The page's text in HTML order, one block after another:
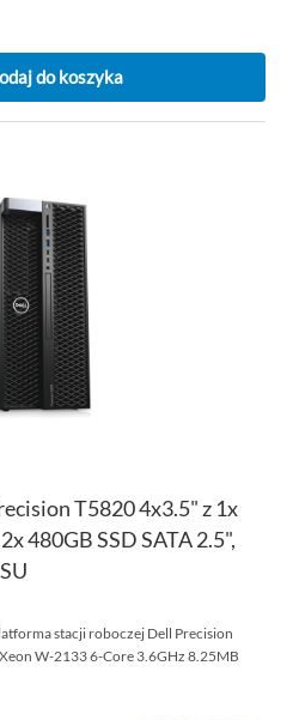
do koszyka
T5820 4x3.5" z 1x
480GB SSD SATA 2.5",
stacji roboczej Dell Precision
W-2133 6-Core 3.6GHz 8.25MB